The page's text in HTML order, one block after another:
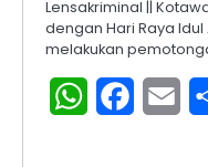
Lensakriminal ||
dengan Hari Raya Idul
melakukan
WhatsApp